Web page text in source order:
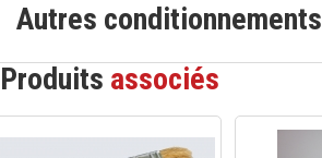
Autres conditionnements
Produits associés